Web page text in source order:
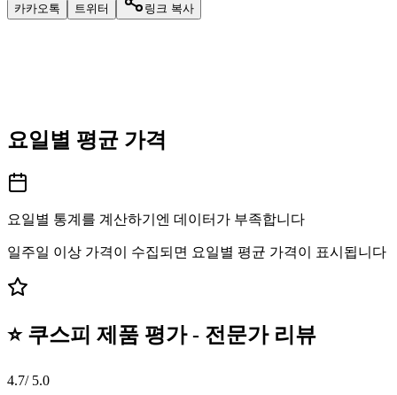
카카오톡 트위터 링크 복사
요일별 평균 가격
요일별 통계를 계산하기엔 데이터가 부족합니다
일주일 이상 가격이 수집되면 요일별 평균 가격이 표시됩니다
⭐ 쿠스피 제품 평가 - 전문가 리뷰
4.7/ 5.0